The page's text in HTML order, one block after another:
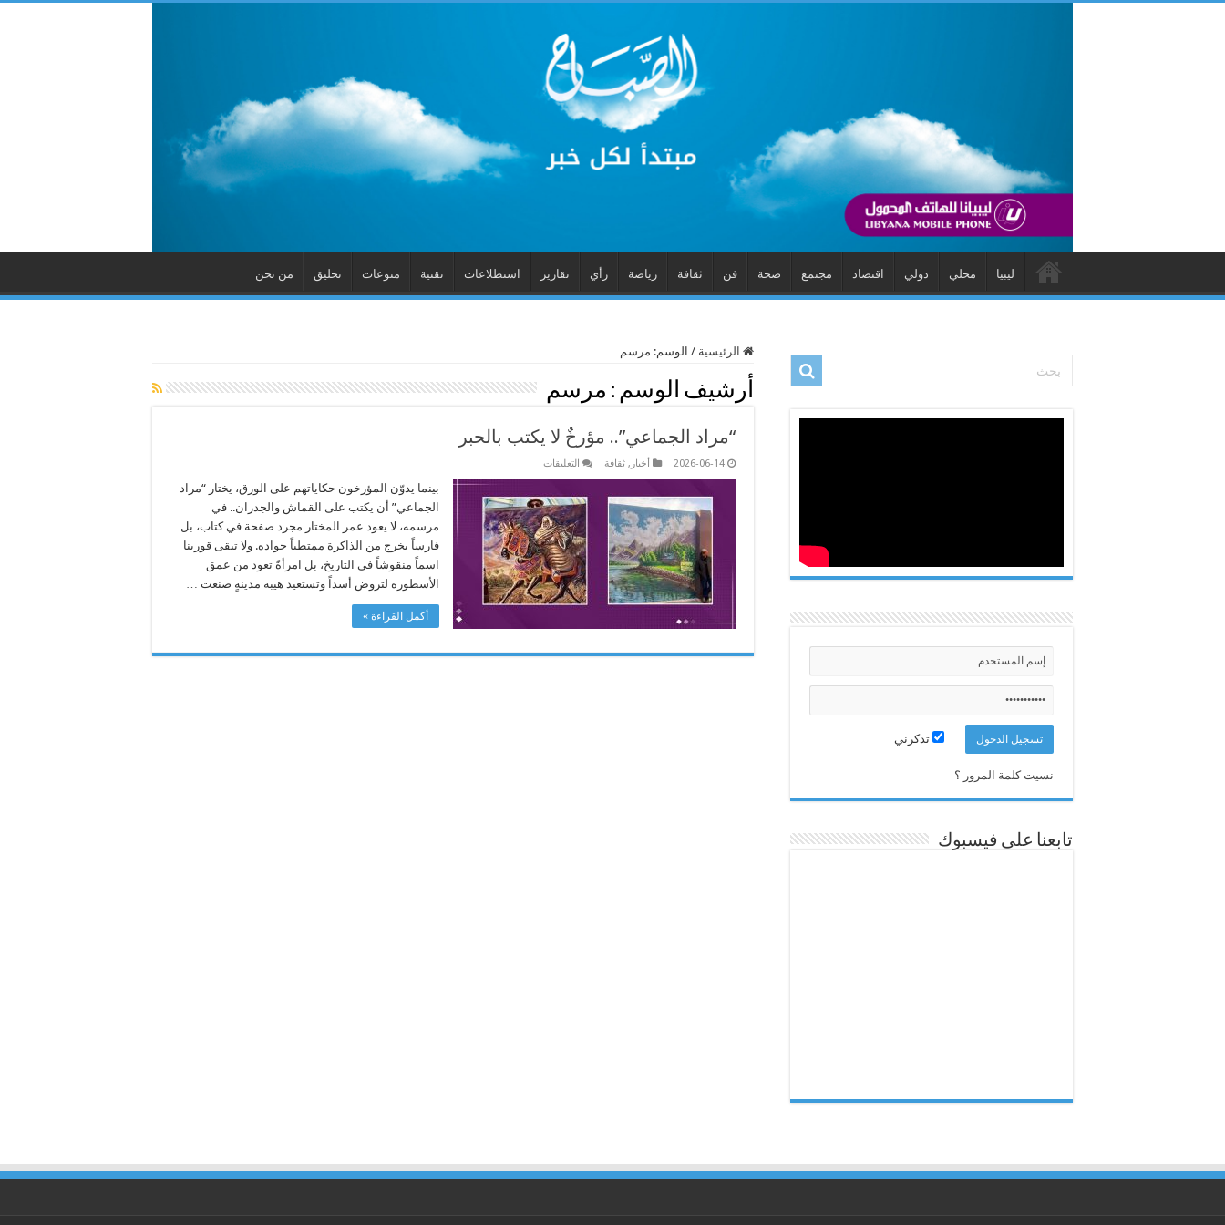
ليبيا محلي دولي اقتصاد مجتمع صحة فن ثقافة رياضة رأي تقارير استطلاعات تقنية منوعات تحليق من نحن
الرئيسية / الوسم: مرسم
أرشيف الوسم : مرسم
“مراد الجماعي”.. مؤرخٌ لا يكتب بالحبر
2026-06-14 أخبار , ثقافة التعليقات
مؤرخٌ
لا
يكتب
بالحبر
مغلقة
بينما يدوّن المؤرخون حكاياتهم على الورق، يختار “مراد
الجماعي” أن يكتب على القماش والجدران.. في
مرسمه، لا يعود عمر المختار مجرد صفحة في كتاب، بل
فارساً يخرج من الذاكرة ممتطياً جواده. ولا تبقى قورينا
اسماً منقوشاً في التاريخ، بل امرأةً تعود من عمق
الأسطورة لتروض أسداً وتستعيد هيبة مدينةٍ صنعت …
أكمل القراءة »
تذكرني
نسيت كلمة المرور ؟
تابعنا على فيسبوك